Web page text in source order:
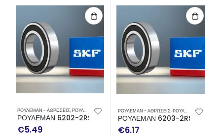
ΡΟΥΛΕΜΑΝ - ΑΘΡΩΣΕΙΣ,ΡΟΥΛΕΜΑΝ SKF
ΡΟΥΛΕΜΑΝ 6202-2RSH SKF
€5.49
ΡΟΥΛΕΜΑΝ - ΑΘΡΩΣΕΙΣ,ΡΟΥΛΕΜΑΝ SKF
ΡΟΥΛΕΜΑΝ 6203-2RSH SKF
€6.17